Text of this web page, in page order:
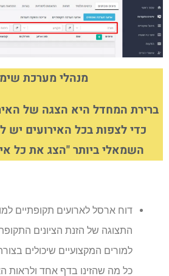
מנהלי מערכת
ברירת המחדל היא הצגה של
כדי לצפות בכל האירועים יש
השמאלי ביותר "הצג את כל
דוח ארסל לארועים תקופתיים
התצוגה של הזנת הציונים
למורים המקצועיים שיכולים
כל מה שהזינו בדף אחד ולראות